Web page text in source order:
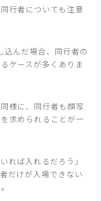
行者についても注意
込んだ場合、同行者の
ケースが多くありま
様に、同行者も顔写
求められることが一
れば入れるだろう」
だけが入場できない